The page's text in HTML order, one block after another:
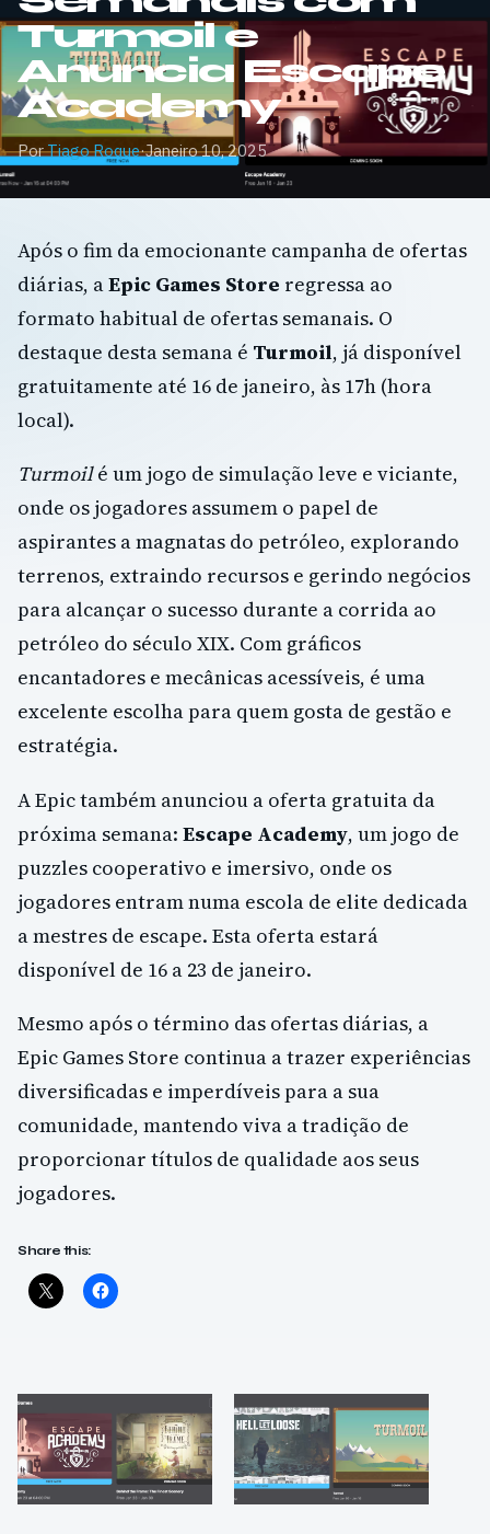
Turmoil e
Anuncia Escape
Academy
PorTiago Roque·Janeiro 10, 2025
Após o fim da emocionante campanha de ofertas
diárias, aEpic Games Store regressa ao
formato habitual de ofertas semanais. O
destaque desta semana é Turmoil, já disponível
gratuitamente até 16 de janeiro, às 17h (hora
local).
Turmoilé um jogo de simulação leve e viciante,
onde os jogadores assumem o papel de
aspirantes a magnatas do petróleo, explorando
terrenos, extraindo recursos e gerindo negócios
para alcançar o sucesso durante a corrida ao
petróleo do século XIX. Com gráficos
encantadores e mecânicas acessíveis, é uma
excelente escolha para quem gosta de gestão e
estratégia.
A Epic também anunciou a oferta gratuita da
próxima semana: Escape Academy, um jogo de
puzzles cooperativo e imersivo, onde os
jogadores entram numa escola de elite dedicada
a mestres de escape. Esta oferta estará
disponível de 16 a 23 de janeiro.
Mesmo após o término das ofertas diárias, a
Epic Games Store continua a trazer experiências
diversificadas e imperdíveis para a sua
comunidade, mantendo viva a tradição de
proporcionar títulos de qualidade aos seus
jogadores.
Share this: